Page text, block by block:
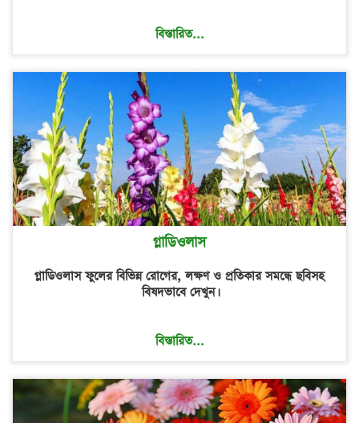
বিস্তারিত...
গ্লাডিওলাস
গ্লাডিওলাস ফুলের বিভিন্ন রোগের, লক্ষণ ও প্রতিকার সমন্ধে ছবিসহ
বিষদভাবে দেখুন।
বিস্তারিত...